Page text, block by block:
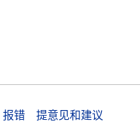
错 提意见和建议